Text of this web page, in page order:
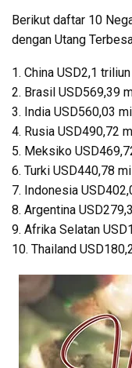
Berikut daftar 10
dengan Utang
1. China USD2,1 triliun
2. Brasil USD569,39
3. India USD560,03
4. Rusia USD490,72
5. Meksiko
6. Turki USD440,78
7. Indonesia
8. Argentina
9. Afrika Selatan
10. Thailand